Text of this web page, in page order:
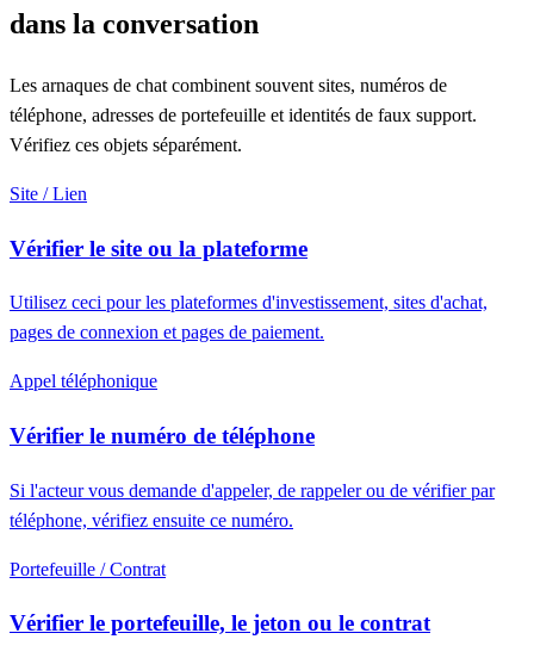
dans la conversation
Les arnaques de chat combinent souvent sites, numéros de
téléphone, adresses de portefeuille et identités de faux support.
Vérifiez ces objets séparément.
Site / Lien
Vérifier le site ou la plateforme
Utilisez ceci pour les plateformes d'investissement, sites d'achat,
pages de connexion et pages de paiement.
Appel téléphonique
Vérifier le numéro de téléphone
Si l'acteur vous demande d'appeler, de rappeler ou de vérifier par
téléphone, vérifiez ensuite ce numéro.
Portefeuille / Contrat
Vérifier le portefeuille, le jeton ou le contrat